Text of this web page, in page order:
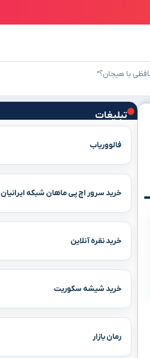
تبلیغات
فالووریاب
خرید سرور اچ پی ماهان شبکه ایرانیان
خرید نقره آنلاین
خرید شیشه سکوریت
رمان بازار